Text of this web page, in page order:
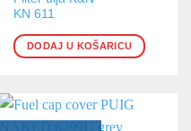
KN 611
DODAJ U KOŠARICU